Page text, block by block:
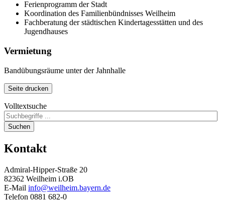
Ferienprogramm der Stadt
Koordination des Familienbündnisses Weilheim
Fachberatung der städtischen Kindertagesstätten und des
Jugendhauses
Vermietung
Bandübungsräume unter der Jahnhalle
Seite drucken
Volltextsuche
Suchen
Kontakt
Admiral-Hipper-Straße 20
82362 Weilheim i.OB
E-Mail info@weilheim.bayern.de
Telefon 0881 682-0